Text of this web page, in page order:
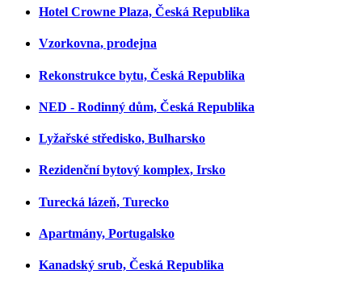
Hotel Crowne Plaza, Česká Republika
Vzorkovna, prodejna
Rekonstrukce bytu, Česká Republika
NED ‐ Rodinný dům, Česká Republika
Lyžařské středisko, Bulharsko
Rezidenční bytový komplex, Irsko
Turecká lázeň, Turecko
Apartmány, Portugalsko
Kanadský srub, Česká Republika